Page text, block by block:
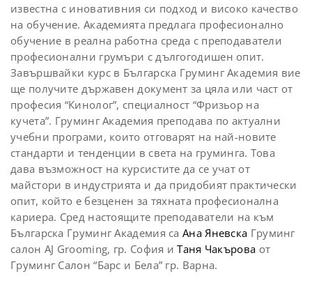
известна с иновативния си подход и високо качество
на обучение. Академията предлага професионално
обучение в реална работна среда с преподаватели
професионални грумъри с дългогодишен опит.
Завършвайки курс в Българска Груминг Академия вие
ще получите държавен документ за цяла или част от
професия “Кинолог”, специалност “Фризьор на
кучета”. Груминг Академия преподава по актуални
учебни програми, които отговарят на най-новите
стандарти и тенденции в света на груминга. Това
дава възможност на курсистите да се учат от
майстори в индустрията и да придобият практически
опит, който е безценен за тяхната професионална
кариера. Сред настоящите преподаватели на към
Българска Груминг Академия саАна Яневска Груминг
салон AJ Grooming, гр. София иТаня Чакърова от
Груминг Салон “Барс и Бела” гр. Варна.